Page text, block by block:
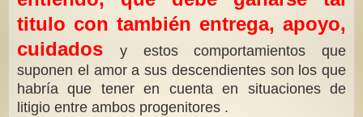
titulo con también entrega, apoyo,
cuidados
y estos comportamientos que
suponen el amor a sus descendientes son los que
habría que tener en cuenta en situaciones de
litigio entre ambos progenitores .